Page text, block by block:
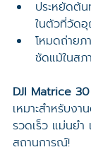
ประหยัดต้
ในตัวที่วัด
โหมดถ่าย
ชัดแม้ในส
DJI Matrice
เหมาะสำหรับง
รวดเร็ว แม่นยำ
สถานการณ์!